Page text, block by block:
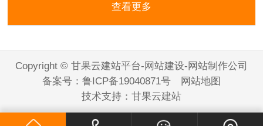
查看更多
Copyright © 甘果云建站平台-网站建设-网站制作公司
备案号： 鲁ICP备19040871号
网站地图
技术支持： 甘果云建站